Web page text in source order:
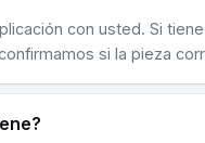
con usted. Si
si la pieza